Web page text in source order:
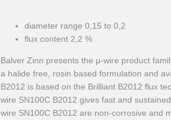
diameter range 0,15 to 0,2
flux content 2,2 %
Balver Zinn presents the μ-wire product
a halide free, rosin based formulation and
B2012 is based on the Brilliant B2012 flux
wire SN100C B2012 gives fast and
wire SN100C B2012 are non-corrosive and